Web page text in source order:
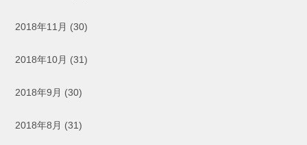
2018年11月 (30)
2018年10月 (31)
2018年9月 (30)
2018年8月 (31)